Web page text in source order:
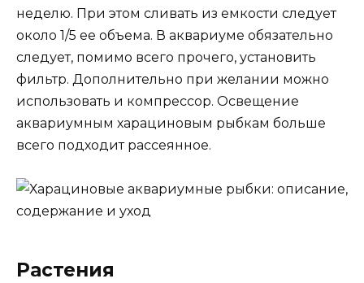
неделю. При этом сливать из емкости следует
около 1/5 ее объема. В аквариуме обязательно
следует, помимо всего прочего, установить
фильтр. Дополнительно при желании можно
использовать и компрессор. Освещение
аквариумным харациновым рыбкам больше
всего подходит рассеянное.
Растения